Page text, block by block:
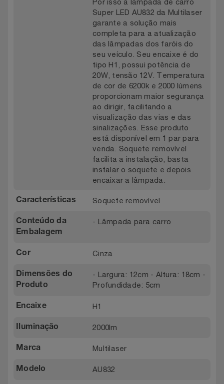
Por isso a lâmpada de carro
Super LED AU832 da Multilaser
garante a solução mais
completa para a atualização
das lâmpadas dos faróis do
seu veículo. Seu encaixe é do
tipo H1, possui potência de
20W, tensão 12V. Temperatura
de cor de 6200k e 2000 lúmens
proporcionam maior segurança
ao dirigir, facilitando a
visualização das vias e das
sinalizações. Esse produto
está disponível em 1 par para
venda. Soquete removível
facilita a instalação, basta
instalar o soquete e depois
encaixar a lâmpada.
Características Soquete removível
Conteúdo da
Embalagem
- Lâmpada para carro
Cor Cinza
Dimensões do
Produto
- Largura: 12cm - Altura: 18cm -
Profundidade: 5cm
Encaixe H1
Iluminação 2000lm
Marca Multilaser
Modelo AU832